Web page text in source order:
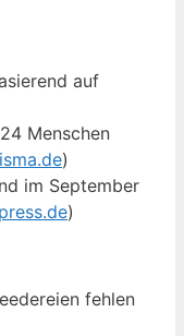
auf
Menschen
)
im September
)
fehlen